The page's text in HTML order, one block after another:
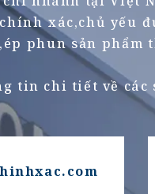
xác,chủ yếu
phun sản
tin chi tiết về các